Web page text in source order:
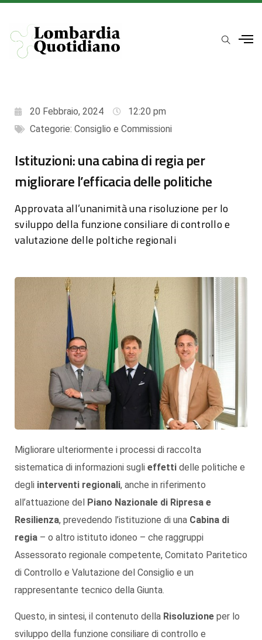
20 Febbraio, 2024
12:20 pm
Categorie: Consiglio e Commissioni
Istituzioni: una cabina di regia per
migliorare l’efficacia delle politiche
Approvata all’unanimità una risoluzione per lo
sviluppo della funzione consiliare di controllo e
valutazione delle poltiche regionali
Migliorare ulteriormente i processi di raccolta
sistematica di informazioni sugli effetti delle politiche e
degli interventi regionali, anche in riferimento
all’attuazione del Piano Nazionale di Ripresa e
Resilienza, prevedendo l’istituzione di una Cabina di
regia – o altro istituto idoneo – che raggruppi
Assessorato regionale competente, Comitato Paritetico
di Controllo e Valutazione del Consiglio e un
rappresentante tecnico della Giunta.
Questo, in sintesi, il contenuto della Risoluzione per lo
sviluppo della funzione consiliare di controllo e